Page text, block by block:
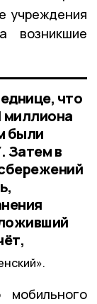
учреждения
возникшие
что
миллиона
были
Затем в